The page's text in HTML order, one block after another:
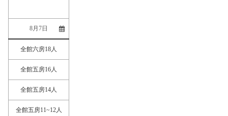
全館六房18人
全館五房16人
全館五房14人
全館五房11~12人